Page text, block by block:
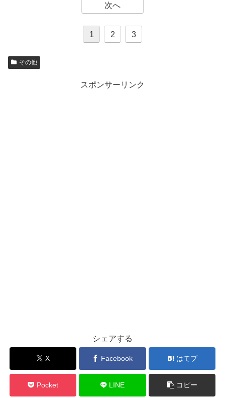
次へ
1 2 3
その他
スポンサーリンク
シェアする
X Facebook はてブ
Pocket LINE コピー